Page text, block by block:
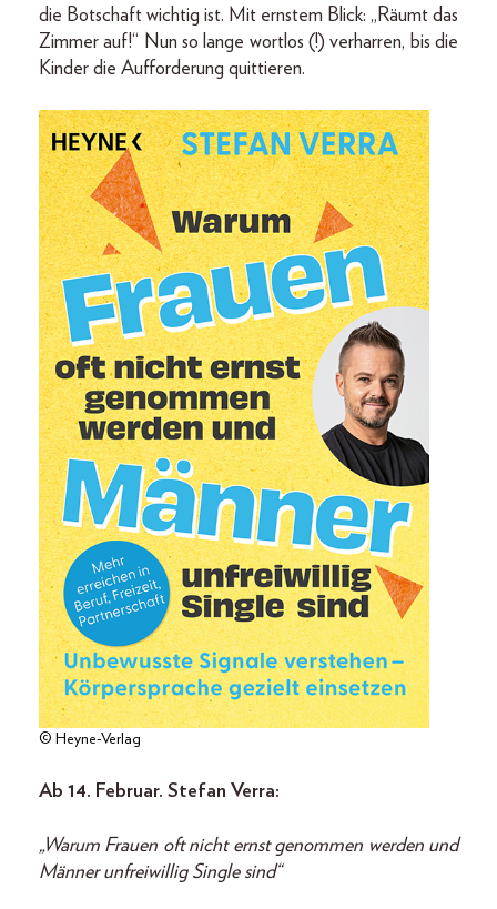
die Botschaft wichtig ist. Mit ernstem Blick: „Räumt das
Zimmer auf!“ Nun so lange wortlos (!) verharren, bis die
Kinder die Aufforderung quittieren.
© Heyne-Verlag
Ab 14. Februar. Stefan Verra:
„Warum Frauen oft nicht ernst genommen werden und
Männer unfreiwillig Single sind“